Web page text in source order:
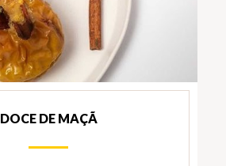
DOCE DE MAÇÃ